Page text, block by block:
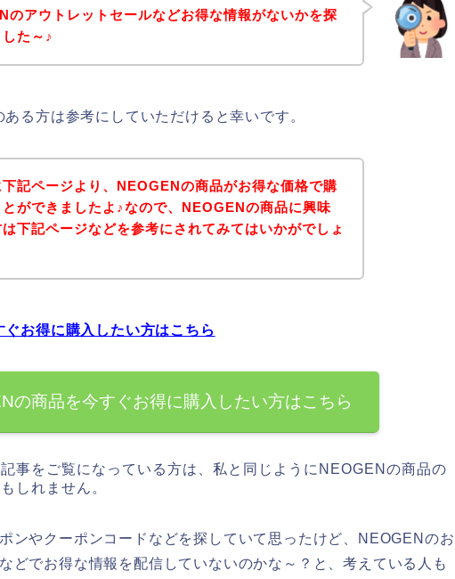
のアウトレットセールなどお得な情報がないかを探
た～♪
る方は参考にしていただけると幸いです。
下記ページより、NEOGENの商品がお得な価格で購
とができましたよ♪なので、NEOGENの商品に興味
下記ページなどを参考にされてみてはいかがでしょ
お得に購入したい方はこちら
の商品を今すぐお得に購入したい方はこちら
事をご覧になっている方は、私と同じようにNEOGENの商品の
しれません。
ンやクーポンコードなどを探していて思ったけど、NEOGENのお
どでお得な情報を配信していないのかな～？と、考えている人も